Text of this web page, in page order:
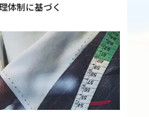
体制に基づく